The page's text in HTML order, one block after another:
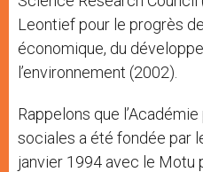
Leontief pour le progrès
économique, du
l’environnement (2002).
Rappelons que
sociales a été fondée par
janvier 1994 avec le Motu